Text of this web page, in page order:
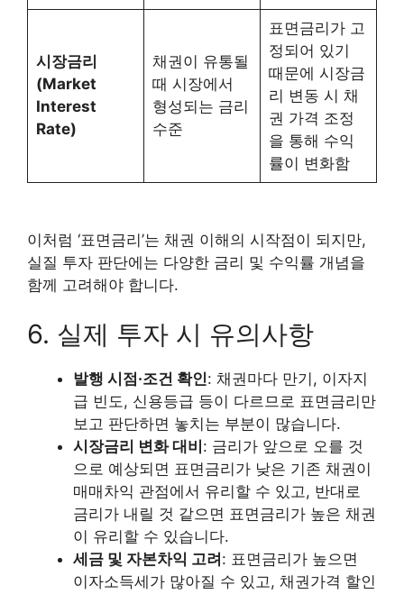
시장금리
(Market
Interest
Rate)
채권이 유통될
때 시장에서
형성되는 금리
수준
표면금리가 고
정되어 있기
때문에 시장금
리 변동 시 채
권 가격 조정
을 통해 수익
률이 변화함
이처럼 ‘표면금리’는 채권 이해의 시작점이 되지만,
실질 투자 판단에는 다양한 금리 및 수익률 개념을
함께 고려해야 합니다.
6. 실제 투자 시 유의사항
발행 시점·조건 확인: 채권마다 만기, 이자지
급 빈도, 신용등급 등이 다르므로 표면금리만
보고 판단하면 놓치는 부분이 많습니다.
시장금리 변화 대비 : 금리가 앞으로 오를 것
으로 예상되면 표면금리가 낮은 기존 채권이
매매차익 관점에서 유리할 수 있고, 반대로
금리가 내릴 것 같으면 표면금리가 높은 채권
이 유리할 수 있습니다.
세금 및 자본차익 고려 : 표면금리가 높으면
이자소득세가 많아질 수 있고, 채권가격 할인